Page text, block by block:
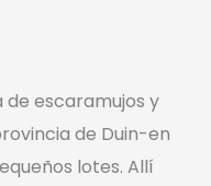
de escaramujos y
de Duin-en
lotes. Allí